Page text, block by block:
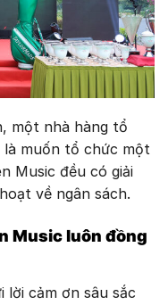
một nhà hàng tổ
là muốn tổ chức một
Music đều có giải
về ngân sách.
Music luôn đồng
lời cảm ơn sâu sắc